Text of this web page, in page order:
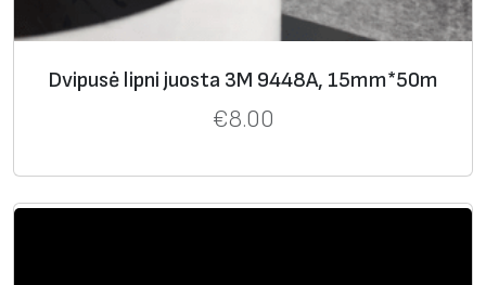
Dvipusė lipni juosta 3M 9448A, 15mm*50m
€8.00